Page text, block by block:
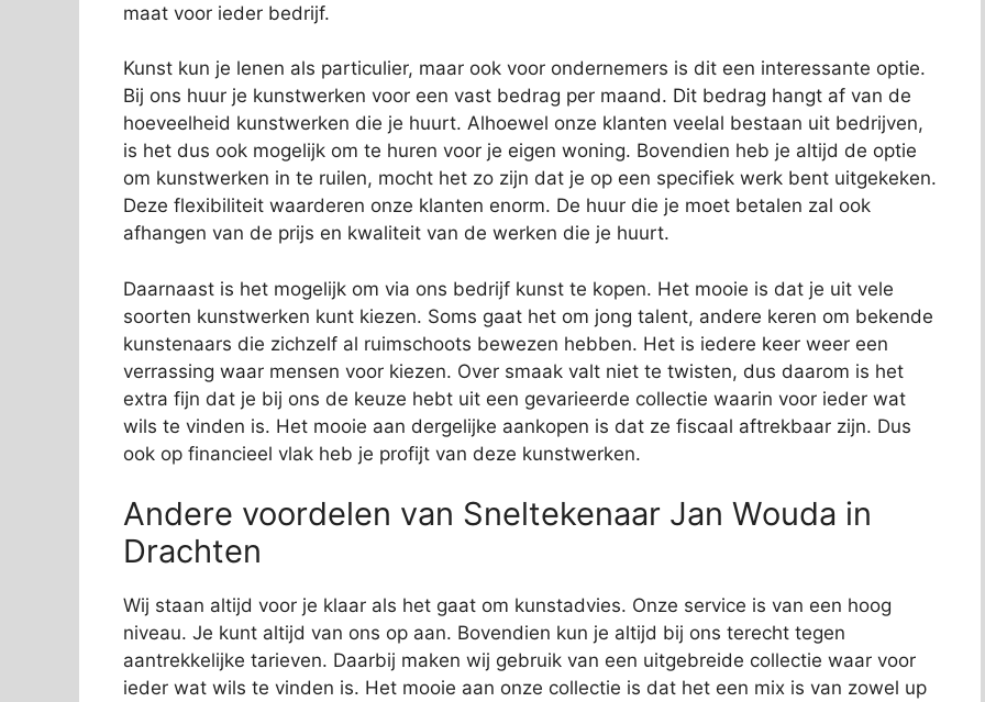
maat voor ieder bedrijf.
Kunst kun je lenen als particulier, maar ook voor ondernemers is dit een interessante optie.
Bij ons huur je kunstwerken voor een vast bedrag per maand. Dit bedrag hangt af van de
hoeveelheid kunstwerken die je huurt. Alhoewel onze klanten veelal bestaan uit bedrijven,
is het dus ook mogelijk om te huren voor je eigen woning. Bovendien heb je altijd de optie
om kunstwerken in te ruilen, mocht het zo zijn dat je op een specifiek werk bent uitgekeken.
Deze flexibiliteit waarderen onze klanten enorm. De huur die je moet betalen zal ook
afhangen van de prijs en kwaliteit van de werken die je huurt.
Daarnaast is het mogelijk om via ons bedrijf kunst te kopen. Het mooie is dat je uit vele
soorten kunstwerken kunt kiezen. Soms gaat het om jong talent, andere keren om bekende
kunstenaars die zichzelf al ruimschoots bewezen hebben. Het is iedere keer weer een
verrassing waar mensen voor kiezen. Over smaak valt niet te twisten, dus daarom is het
extra fijn dat je bij ons de keuze hebt uit een gevarieerde collectie waarin voor ieder wat
wils te vinden is. Het mooie aan dergelijke aankopen is dat ze fiscaal aftrekbaar zijn. Dus
ook op financieel vlak heb je profijt van deze kunstwerken.
Andere voordelen van Sneltekenaar Jan Wouda in
Drachten
Wij staan altijd voor je klaar als het gaat om kunstadvies. Onze service is van een hoog
niveau. Je kunt altijd van ons op aan. Bovendien kun je altijd bij ons terecht tegen
aantrekkelijke tarieven. Daarbij maken wij gebruik van een uitgebreide collectie waar voor
ieder wat wils te vinden is. Het mooie aan onze collectie is dat het een mix is van zowel up